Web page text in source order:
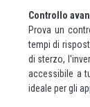
Controllo
Prova un
tempi di
di sterzo,
accessibile a
ideale per gli